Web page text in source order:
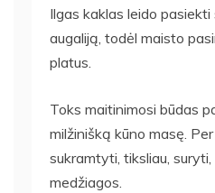
Ilgas kaklas leido
augaliją, todėl maisto
platus.
Toks maitinimosi būdas
milžinišką kūno masę.
sukramtyti, tiksliau,
medžiagos.